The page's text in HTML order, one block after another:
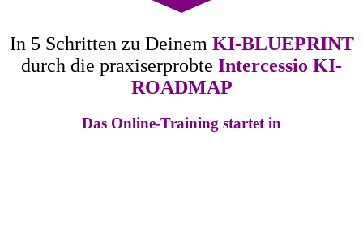
In 5 Schritten zu Deinem KI-BLUEPRINT
durch die praxiserprobte Intercessio KI-
ROADMAP
Das Online-Training startet in